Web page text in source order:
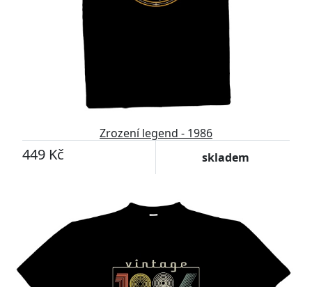
Zrození legend - 1986
449 Kč skladem